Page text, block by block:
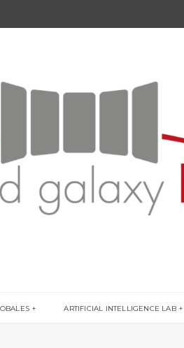
ARTIFICIAL INTELLIGENCE LAB